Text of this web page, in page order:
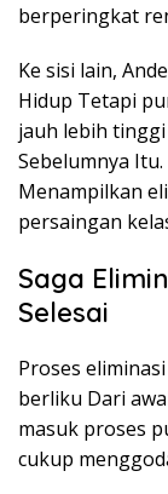
berperingkat
Ke sisi lain,
Hidup Tetapi
jauh lebih
Sebelumnya
Menampilkan
persaingan
Saga
Selesai
Proses
berliku Dari
masuk proses
cukup